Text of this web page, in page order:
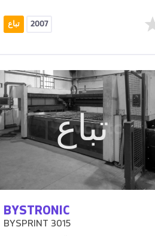
تباع 2007
تباع
BYSTRONIC
BYSPRINT 3015